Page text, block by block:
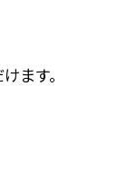
ます。